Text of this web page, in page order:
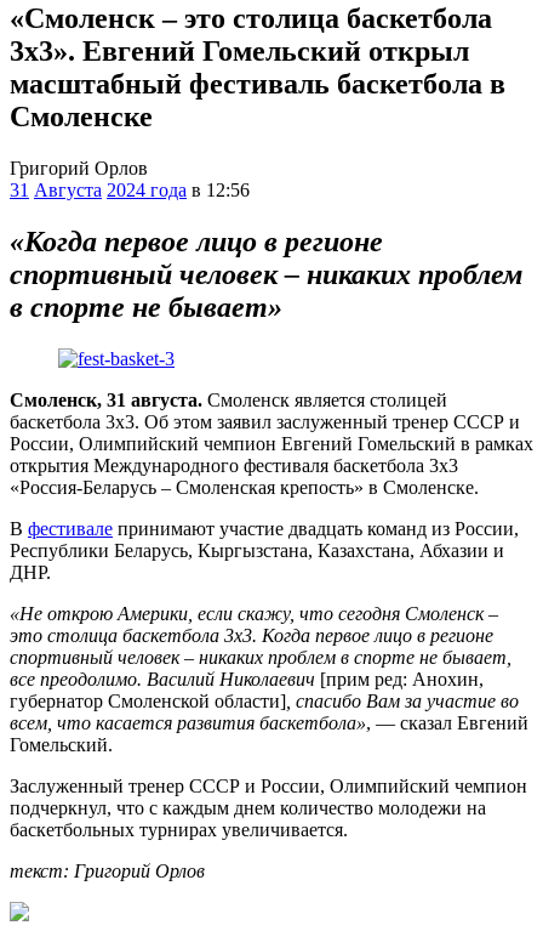
«Смоленск – это столица баскетбола
3х3». Евгений Гомельский открыл
масштабный фестиваль баскетбола в
Смоленске
Григорий Орлов
31 Августа 2024 года в 12:56
«Когда первое лицо в регионе
спортивный человек – никаких проблем
в спорте не бывает»
Смоленск, 31 августа. Смоленск является столицей
баскетбола 3х3. Об этом заявил заслуженный тренер СССР и
России, Олимпийский чемпион Евгений Гомельский в рамках
открытия Международного фестиваля баскетбола 3х3
«Россия-Беларусь – Смоленская крепость» в Смоленске.
В фестивале принимают участие двадцать команд из России,
Республики Беларусь, Кыргызстана, Казахстана, Абхазии и
ДНР.
«Не открою Америки, если скажу, что сегодня Смоленск –
это столица баскетбола 3х3. Когда первое лицо в регионе
спортивный человек – никаких проблем в спорте не бывает,
все преодолимо. Василий Николаевич [прим ред: Анохин,
губернатор Смоленской области] , спасибо Вам за участие во
всем, что касается развития баскетбола», — сказал Евгений
Гомельский.
Заслуженный тренер СССР и России, Олимпийский чемпион
подчеркнул, что с каждым днем количество молодежи на
баскетбольных турнирах увеличивается.
текст: Григорий Орлов